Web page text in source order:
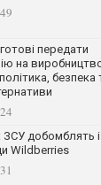
передати
на
безпека
добомблять і
Wildberries